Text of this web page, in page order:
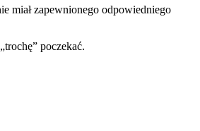
miał zapewnionego odpowiedniego
poczekać.